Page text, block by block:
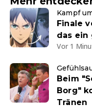
Kampf
Finale
das ein
Vor 1
Beim
Borg"
Tränen